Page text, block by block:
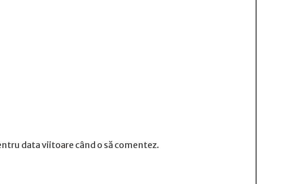
data viitoare când o să comentez.